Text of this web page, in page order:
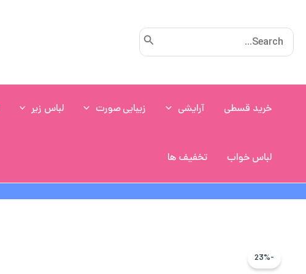
Search
for:
خرید قسطی آرایشی زیبایی صورت لباس زیر
لباس خواب تخفیف ها
-23%